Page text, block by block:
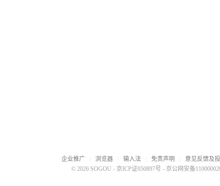
企业推广 浏览器 输入法 免责声明
意见反馈及
© 2026 SOGOU - 京ICP证050897号 - 京公网安备